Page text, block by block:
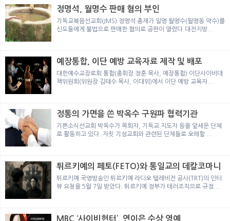
정명석, 월명수 판매 혐의 부인
기독교복음선교회(JMS) 정명석 총재가 일명 월명수(월명동 약수)를
신도들에게 불법으로 판매한 혐의로 공판이 열렸다.대전지방...
예장통합, 이단 예방 교육자료 제작 및 배포
대한예수교장로회 통합(총회장 정훈 목사, 예장통합) 이단사이비대
책위원회(위원장 김태수 목사, 이대위)에서 이단 예방 교육자...
정통의 가면을 쓴 박옥수 구원파 협력기관
기쁜소식선교회 박옥수가 목회자, 기독교 지도자 등을 앞세운 단체
로 활동하고 있다. 자칫 기성교회와 관련된 단체들로 오해할 ...
튀르키예의 페토(FETO)와 통일교의 데칼코마니
튀르키예 국영방송인 튀르키예 라디오 텔레비전 공사(TRT)의 인터
뷰 요청을 5월 7일 받았다. 튀르키예 정부가 테러조직으로 규정...
MBC ‘사이비헌터’, 연이은 수상 영예